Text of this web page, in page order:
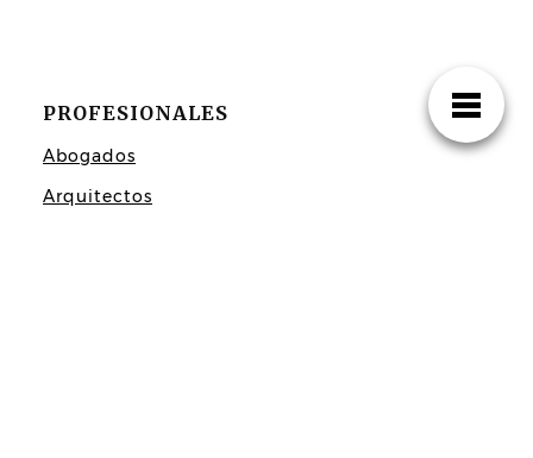
PROFESIONALES
Abogados
Arquitectos